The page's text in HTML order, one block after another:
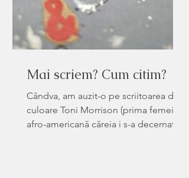
Mai scriem? Cum citim?
Cândva, am auzit-o pe scriitoarea de
culoare Toni Morrison (prima femeie
afro-americană căreia i s-a decernat